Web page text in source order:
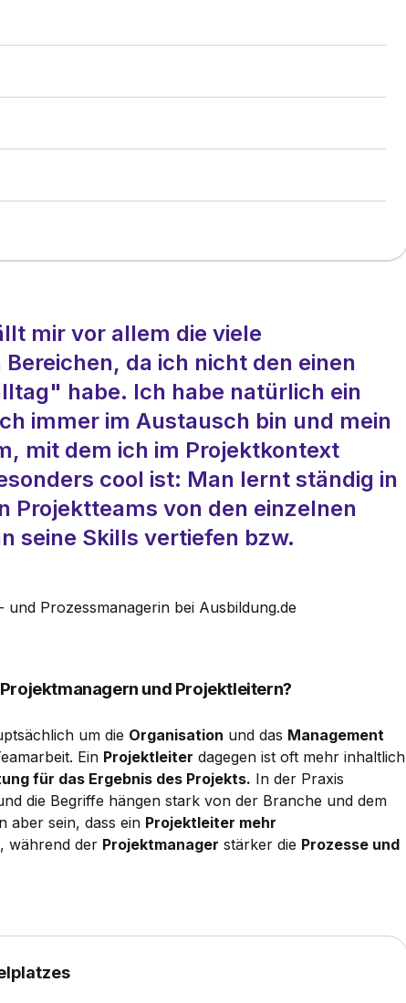
mir vor allem die viele
da ich nicht den einen
habe. Ich habe natürlich ein
immer im Austausch bin und mein
mit dem ich im Projektkontext
cool ist: Man lernt ständig in
Projektteams von den einzelnen
seine Skills vertiefen bzw.
und Prozessmanagerin bei Ausbildung.de
und Projektleitern?
um die Organisation und das Management
Ein Projektleiter dagegen ist oft mehr inhaltlich
für das Ergebnis des Projekts. In der Praxis
die Begriffe hängen stark von der Branche und dem
aber sein, dass ein Projektleiter mehr
während der Projektmanager stärker die Prozesse und